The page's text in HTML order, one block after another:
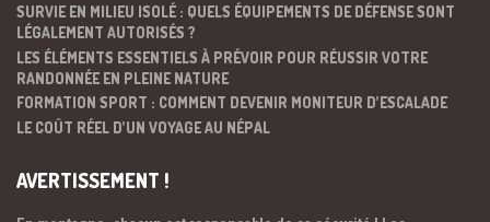
SURVIE EN MILIEU ISOLÉ : QUELS ÉQUIPEMENTS DE DÉFENSE SONT
LÉGALEMENT AUTORISÉS ?
LES ÉLÉMENTS ESSENTIELS À PRÉVOIR POUR RÉUSSIR VOTRE
RANDONNÉE EN PLEINE NATURE
FORMATION SPORT : COMMENT DEVENIR MONITEUR D’ESCALADE
LE COÛT RÉEL D’UN VOYAGE AU NÉPAL
AVERTISSEMENT !